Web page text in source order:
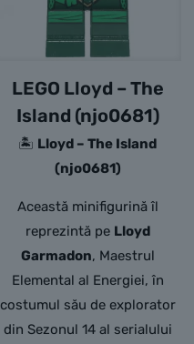
LEGO Lloyd – The
Island (njo0681)
🏝️ Lloyd – The Island
(njo0681)
Această minifigurină îl
reprezintă pe Lloyd
Garmadon, Maestrul
Elemental al Energiei, în
costumul său de explorator
din Sezonul 14 al serialului